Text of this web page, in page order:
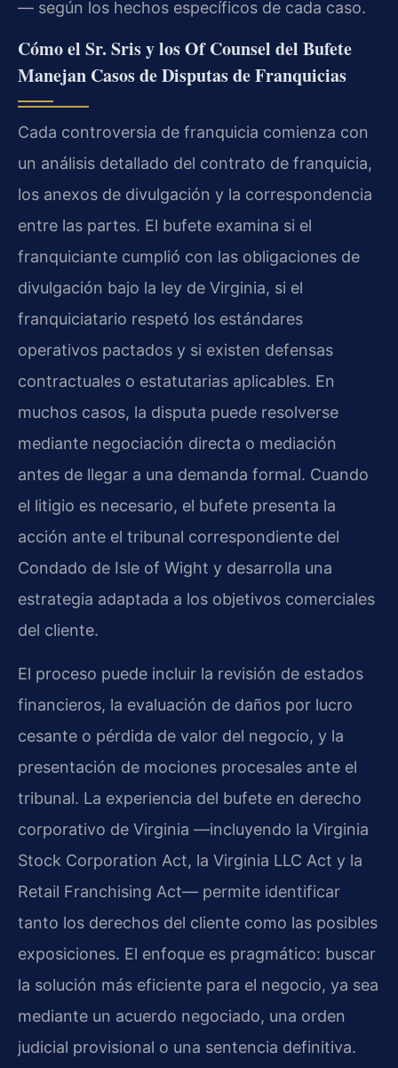
— según los hechos específicos de cada caso.
Cómo el Sr. Sris y los Of Counsel del Bufete
Manejan Casos de Disputas de Franquicias
Cada controversia de franquicia comienza con
un análisis detallado del contrato de franquicia,
los anexos de divulgación y la correspondencia
entre las partes. El bufete examina si el
franquiciante cumplió con las obligaciones de
divulgación bajo la ley de Virginia, si el
franquiciatario respetó los estándares
operativos pactados y si existen defensas
contractuales o estatutarias aplicables. En
muchos casos, la disputa puede resolverse
mediante negociación directa o mediación
antes de llegar a una demanda formal. Cuando
el litigio es necesario, el bufete presenta la
acción ante el tribunal correspondiente del
Condado de Isle of Wight y desarrolla una
estrategia adaptada a los objetivos comerciales
del cliente.
El proceso puede incluir la revisión de estados
financieros, la evaluación de daños por lucro
cesante o pérdida de valor del negocio, y la
presentación de mociones procesales ante el
tribunal. La experiencia del bufete en derecho
corporativo de Virginia —incluyendo la Virginia
Stock Corporation Act, la Virginia LLC Act y la
Retail Franchising Act— permite identificar
tanto los derechos del cliente como las posibles
exposiciones. El enfoque es pragmático: buscar
la solución más eficiente para el negocio, ya sea
mediante un acuerdo negociado, una orden
judicial provisional o una sentencia definitiva.